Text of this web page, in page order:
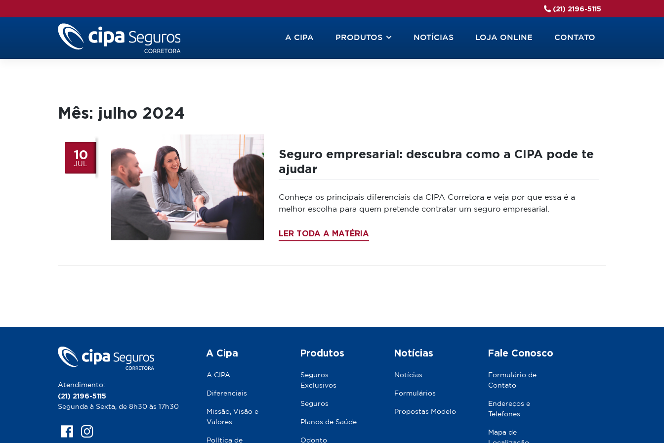
to
(21) 2196-5115
A CIPA PRODUTOS NOTÍCIAS LOJA ONLINE CONTATO
Mês: julho 2024
10
JUL
Seguro empresarial: descubra como a CIPA pode te
ajudar
Conheça os principais diferenciais da CIPA Corretora e veja por que essa é a
melhor escolha para quem pretende contratar um seguro empresarial.
LER TODA A MATÉRIA
Atendimento:
(21) 2196-5115
Segunda à Sexta, de 8h30 às 17h30
A Cipa
A CIPA
Diferenciais
Missão, Visão e
Valores
Política de
Produtos
Seguros
Exclusivos
Seguros
Planos de Saúde
Odonto
Notícias
Notícias
Formulários
Propostas Modelo
Fale Conosco
Formulário de
Contato
Endereços e
Telefones
Mapa de